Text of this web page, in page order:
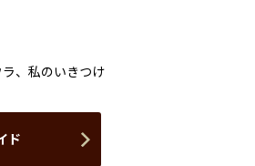
ド